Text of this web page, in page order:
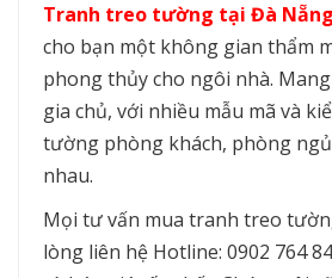
Tranh treo tường tại Đà Nẵng
cho bạn một không gian thẩm
phong thủy cho ngôi nhà.
gia chủ, với nhiều mẫu mã và
tường phòng khách, phòng
nhau.
Mọi tư vấn mua tranh treo
lòng liên hệ Hotline: 0902 764